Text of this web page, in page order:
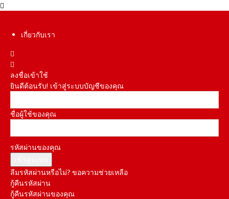
เกี่ยวกับเรา
ลงชื่อเข้าใช้
ยินดีต้อนรับ! เข้าสู่ระบบบัญชีของคุณ
ชื่อผู้ใช้ของคุณ
รหัสผ่านของคุณ
ลืมรหัสผ่านหรือไม่? ขอความช่วยเหลือ
กู้คืนรหัสผ่าน
กู้คืนรหัสผ่านของคุณ